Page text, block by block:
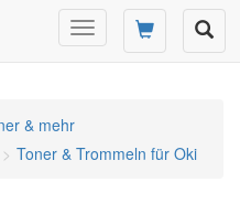
Navigation
umschalten
& mehr
Toner & Trommeln für Oki